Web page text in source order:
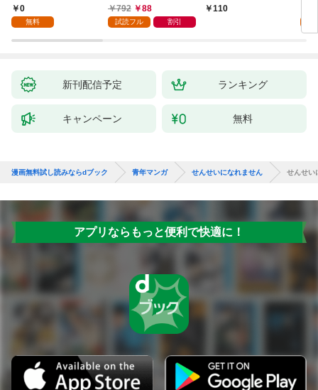
1 0
無料
792
88
試読フル 割引
ォー女神と初体験
110
新刊配信予定 ランキング
キャンペーン 無料
漫画無料試し読みならdブック 青年マンガ せんせいになれません せんせ
アプリならもっと便利で快適に！